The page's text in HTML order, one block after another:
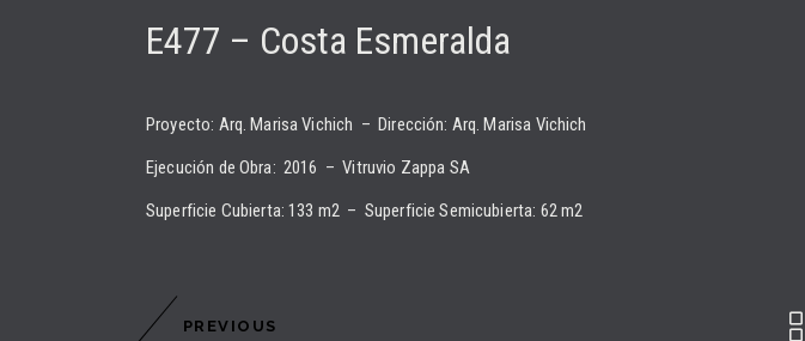
E477 – Costa Esmeralda​
Proyecto: Arq. Marisa Vichich – Dirección: Arq. Marisa Vichich
Ejecución de Obra: 2016 – Vitruvio Zappa SA
Superficie Cubierta: 133 m2 – Superficie Semicubierta: 62 m2
PREVIOUS